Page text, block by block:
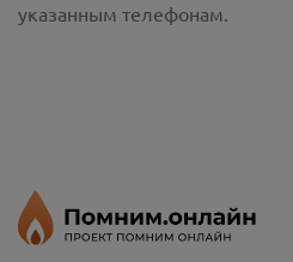
указанным телефонам.